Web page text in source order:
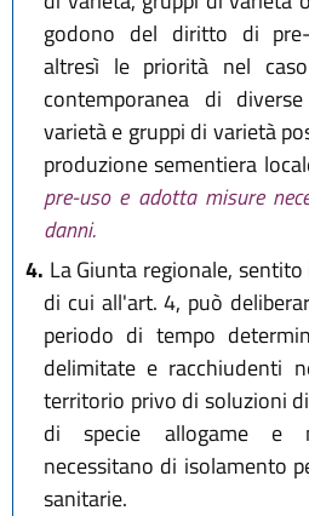
godono del diritto di
altresì le priorità nel
contemporanea di
varietà e gruppi di varietà
produzione sementiera
pre-uso e adotta misure
danni.
4. La Giunta regionale,
di cui all'art. 4, può
periodo di tempo
delimitate e racchiudenti
territorio privo di soluzioni
di specie allogame e
necessitano di isolamento
sanitarie.